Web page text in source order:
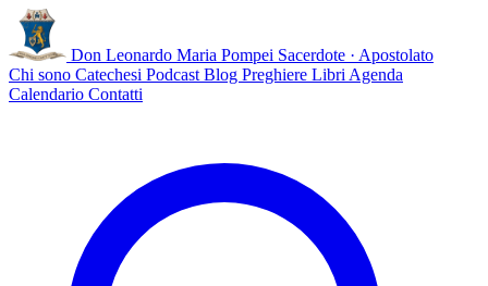
Don Leonardo Maria Pompei Sacerdote · Apostolato
Chi sono Catechesi Podcast Blog Preghiere Libri Agenda
Calendario Contatti